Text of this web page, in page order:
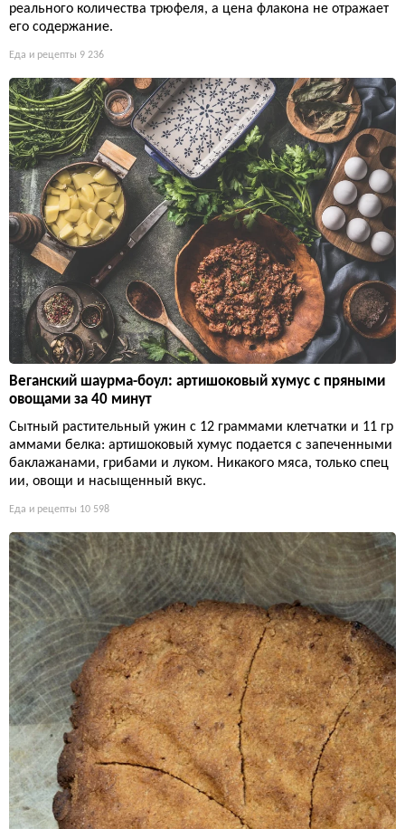
реального количества трюфеля, а цена флакона не отражает
его содержание.
Еда и рецепты 9 236
Веганский шаурма-боул: артишоковый хумус с пряными
овощами за 40 минут
Сытный растительный ужин с 12 граммами клетчатки и 11 гр
аммами белка: артишоковый хумус подается с запеченными
баклажанами, грибами и луком. Никакого мяса, только спец
ии, овощи и насыщенный вкус.
Еда и рецепты 10 598